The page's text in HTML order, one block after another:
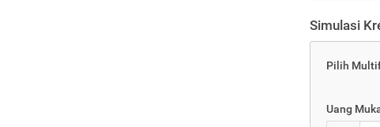
Simulasi
Pilih
Uang